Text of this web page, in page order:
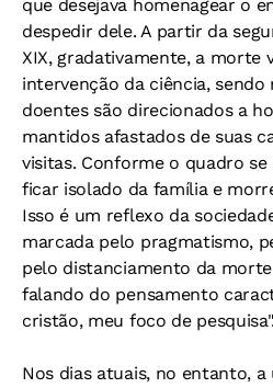
que desejava homenagear o
despedir dele. A partir da
XIX, gradativamente, a morte
intervenção da ciência, sendo
doentes são direcionados a
mantidos afastados de suas
visitas. Conforme o quadro
ficar isolado da família e
Isso é um reflexo da
marcada pelo pragmatismo,
pelo distanciamento da
falando do pensamento
cristão, meu foco de pesquisa".
Nos dias atuais, no entanto,